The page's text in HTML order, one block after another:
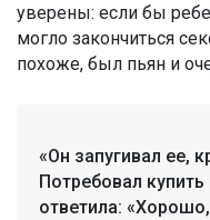
уверены: если бы
могло закончиться
похоже, был пьян и
«Он запугивал ее,
Потребовал
ответила: